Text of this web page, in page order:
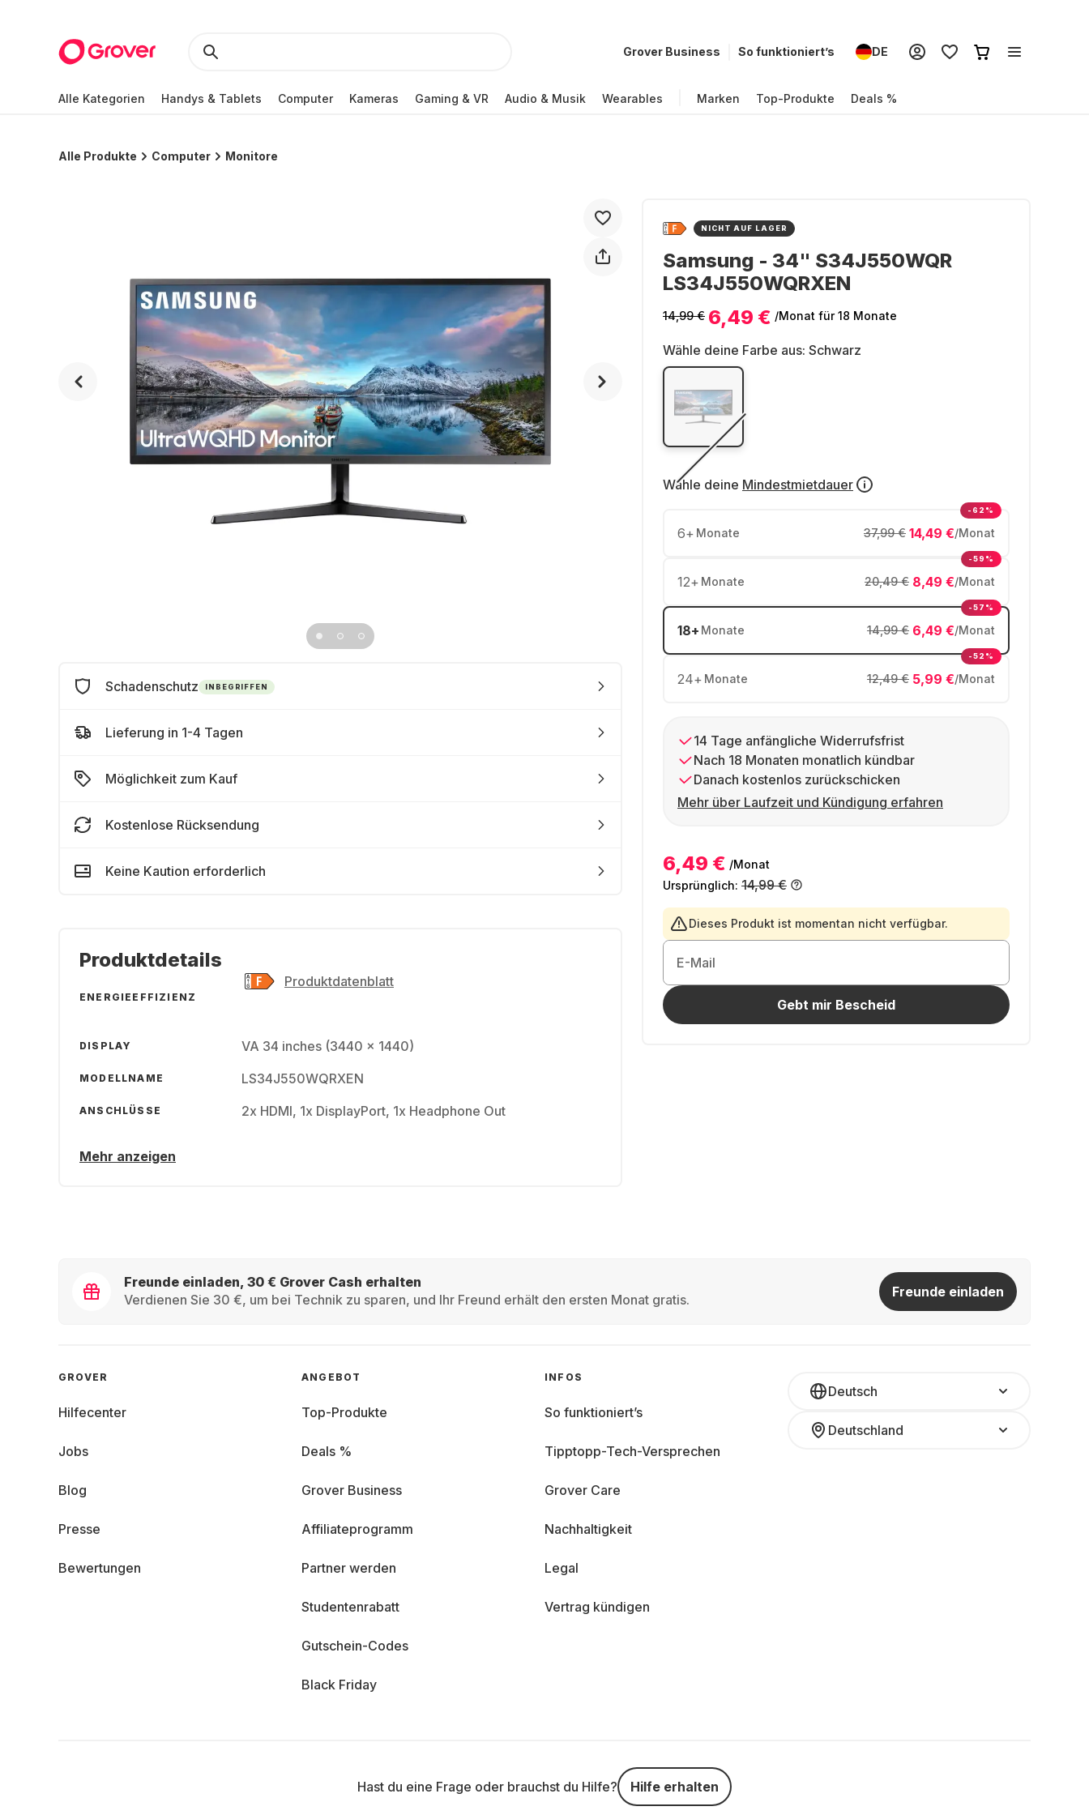
Grover Business So funktioniert’s DE
Alle Kategorien Handys & Tablets Computer Kameras Gaming & VR Audio & Musik Wearables Marken Top-Produkte Deals %
Alle Produkte Computer Monitore
NICHT AUF LAGER
Samsung - 34" S34J550WQR
LS34J550WQRXEN
14,99 € 6,49 € /Monat für 18 Monate
Wähle deine Farbe aus: Schwarz
Wähle deine Mindestmietdauer
6+ Monate 14,49 €/Monat
37,99 €
-62%
12+ Monate 8,49 €/Monat
20,49 €
-59%
18+ Monate 6,49 €/Monat
14,99 €
-57%
24+ Monate 5,99 €/Monat
12,49 €
-52%
14 Tage anfängliche Widerrufsfrist
Nach 18 Monaten monatlich kündbar
Danach kostenlos zurückschicken
Mehr über Laufzeit und Kündigung erfahren
6,49 € /Monat
Ursprünglich: 14,99 €
Dieses Produkt ist momentan nicht verfügbar.
E-Mail
Gebt mir Bescheid
Schadenschutz INBEGRIFFEN
Lieferung in 1-4 Tagen
Möglichkeit zum Kauf
Kostenlose Rücksendung
Keine Kaution erforderlich
Produktdetails
ENERGIEEFFIZIENZ
Produktdatenblatt
DISPLAY VA 34 inches (3440 x 1440)
MODELLNAME LS34J550WQRXEN
ANSCHLÜSSE 2x HDMI, 1x DisplayPort, 1x Headphone Out
Mehr anzeigen
Freunde einladen, 30 € Grover Cash erhalten
Verdienen Sie 30 €, um bei Technik zu sparen, und Ihr Freund erhält den ersten Monat gratis.
Freunde einladen
Deutsch
Deutschland
GROVER
Hilfecenter
Jobs
Blog
Presse
Bewertungen
ANGEBOT
Top-Produkte
Deals %
Grover Business
Affiliateprogramm
Partner werden
Studentenrabatt
Gutschein-Codes
Black Friday
INFOS
So funktioniert’s
Tipptopp-Tech-Versprechen
Grover Care
Nachhaltigkeit
Legal
Vertrag kündigen
Hast du eine Frage oder brauchst du Hilfe? Hilfe erhalten